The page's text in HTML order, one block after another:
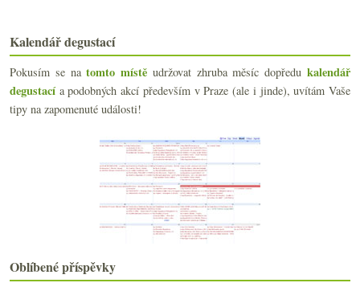
Pár vzorků z Enomaticu aneb radosti Americké
Vinné sběratelství a španělský ryzlink
Nemocniční bar, šampaňské v tabletách, Periklův vi...
Tři vinná a jedno pivní osvěžení
Oblíbené celerové pyré a flaška bublin
Pozvánky a něco málo z koštu v Roudnici
Nebezpečné bubliny
Večírková vinná všehochuť
Kvasinka přírodní, geneticky modifikovaná a syntet...
(23)
► května(20)
►dubna(21)
Kalendář degustací
Pokusím se natomto místě udržovat zhruba měsíc dopředukalendář
degustacía podobných akcí především v Praze (ale i jinde), uvítám Vaše
tipy na zapomenuté události!
Oblíbené příspěvky